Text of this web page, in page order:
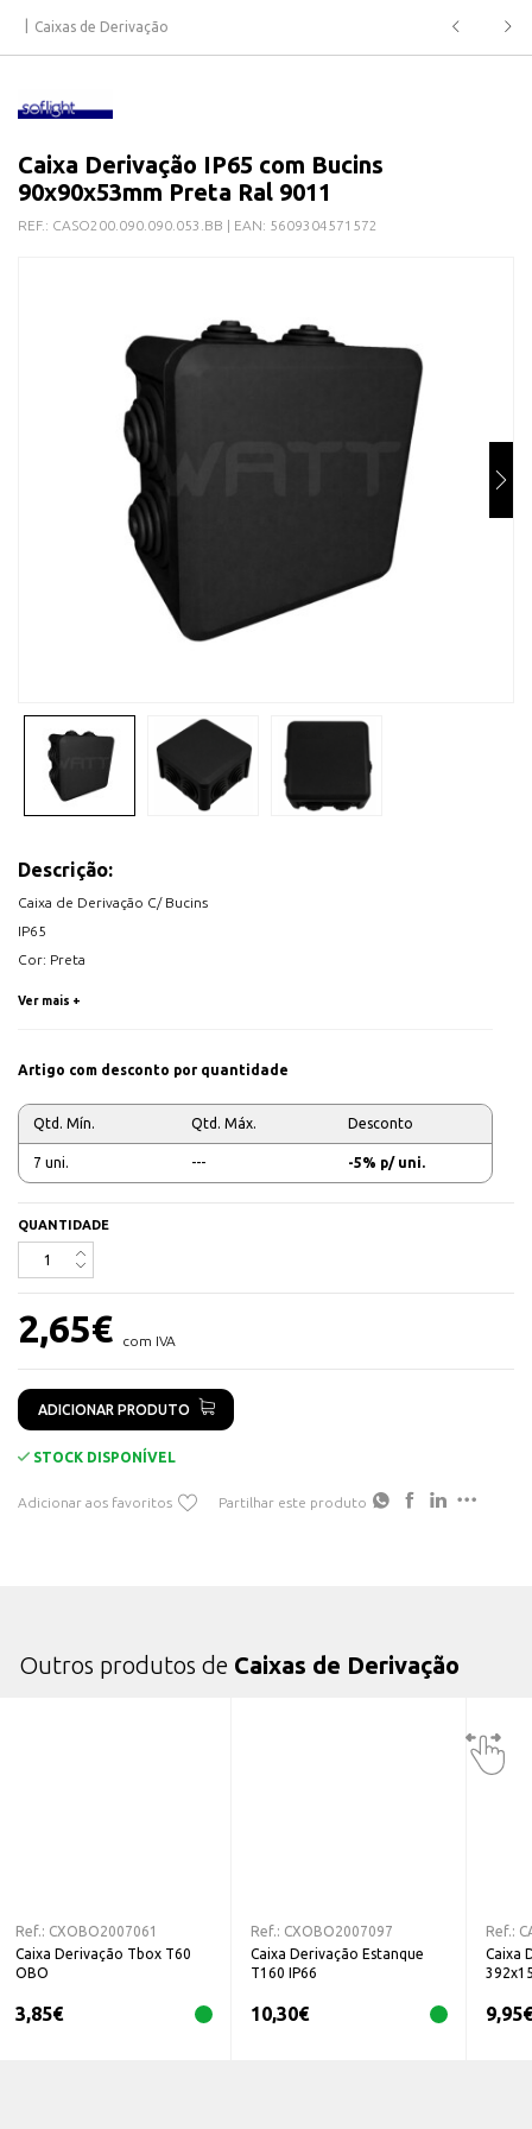
Caixas de Derivação
Caixa Derivação IP65 com Bucins
90x90x53mm Preta Ral 9011
REF.: CASO200.090.090.053.BB | EAN: 5609304571572
Descrição:
Caixa de Derivação C/ Bucins
IP65
Cor: Preta
Ver mais +
Artigo com desconto por quantidade
Qtd. Mín. Qtd. Máx. Desconto
7 uni. --- -5% p/ uni.
QUANTIDADE
2,65€ com IVA
ADICIONAR PRODUTO
STOCK DISPONÍVEL
Adicionar aos favoritos Partilhar este produto
Outros produtos de Caixas de Derivação
Ref.: CXOBO2007061
Caixa Derivação Tbox T60
OBO
3,85€
Ref.: CXOBO2007097
Caixa Derivação Estanque
T160 IP66
10,30€
Ref.:
Caixa
9,95€